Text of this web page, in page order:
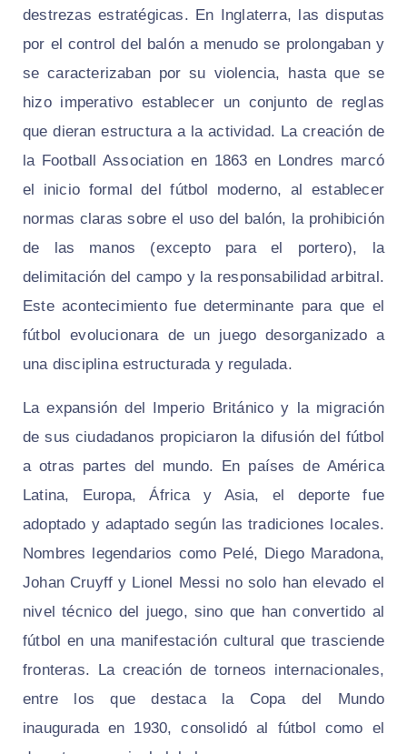
destrezas estratégicas. En Inglaterra, las disputas
por el control del balón a menudo se prolongaban y
se caracterizaban por su violencia, hasta que se
hizo imperativo establecer un conjunto de reglas
que dieran estructura a la actividad. La creación de
la Football Association en 1863 en Londres marcó
el inicio formal del fútbol moderno, al establecer
normas claras sobre el uso del balón, la prohibición
de las manos (excepto para el portero), la
delimitación del campo y la responsabilidad arbitral.
Este acontecimiento fue determinante para que el
fútbol evolucionara de un juego desorganizado a
una disciplina estructurada y regulada.
La expansión del Imperio Británico y la migración
de sus ciudadanos propiciaron la difusión del fútbol
a otras partes del mundo. En países de América
Latina, Europa, África y Asia, el deporte fue
adoptado y adaptado según las tradiciones locales.
Nombres legendarios como Pelé, Diego Maradona,
Johan Cruyff y Lionel Messi no solo han elevado el
nivel técnico del juego, sino que han convertido al
fútbol en una manifestación cultural que trasciende
fronteras. La creación de torneos internacionales,
entre los que destaca la Copa del Mundo
inaugurada en 1930, consolidó al fútbol como el